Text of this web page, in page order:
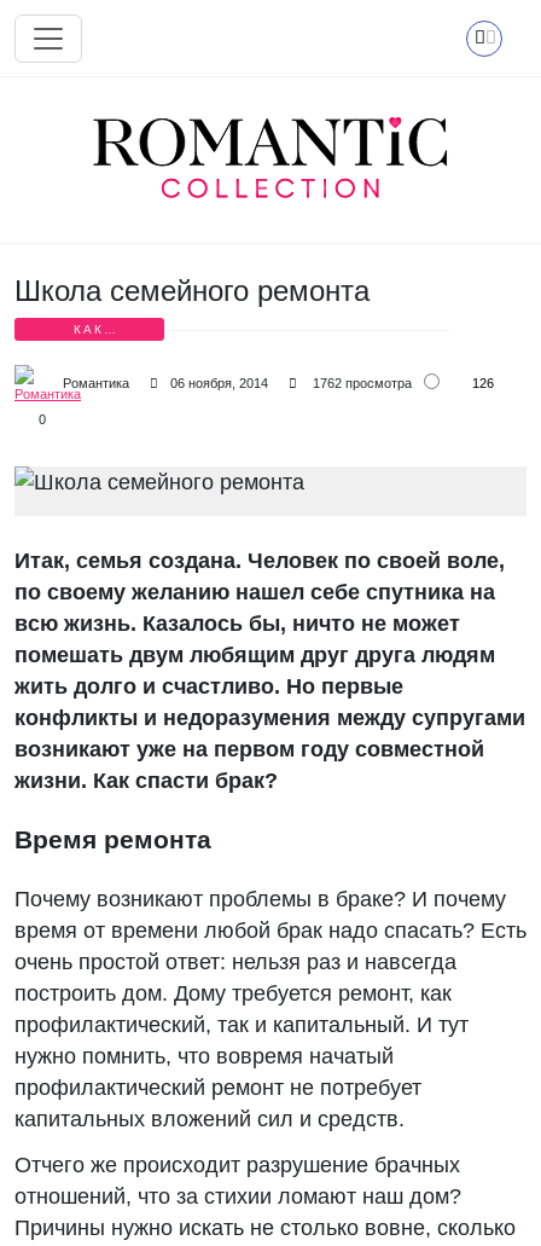
Перейти к основному содержанию
Школа семейного ремонта
КАК
Романтика 06 ноября, 2014 1762 просмотра 126
0
Итак, семья создана. Человек по своей воле,
по своему желанию нашел себе спутника на
всю жизнь. Казалось бы, ничто не может
помешать двум любящим друг друга людям
жить долго и счастливо. Но первые
конфликты и недоразумения между супругами
возникают уже на первом году совместной
жизни. Как спасти брак?
Время ремонта
Почему возникают проблемы в браке? И почему
время от времени любой брак надо спасать? Есть
очень простой ответ: нельзя раз и навсегда
построить дом. Дому требуется ремонт, как
профилактический, так и капитальный. И тут
нужно помнить, что вовремя начатый
профилактический ремонт не потребует
капитальных вложений сил и средств.
Отчего же происходит разрушение брачных
отношений, что за стихии ломают наш дом?
Причины нужно искать не столько вовне, сколько